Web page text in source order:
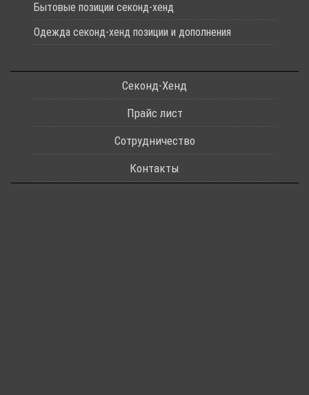
Бытовые позиции секонд-хенд
Одежда секонд-хенд позиции и дополнения
Секонд-Хенд
Прайс лист
Сотрудничество
Контакты